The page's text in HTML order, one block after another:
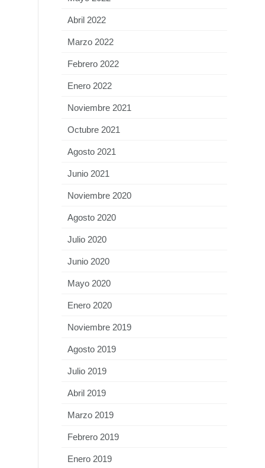
Abril 2022
Marzo 2022
Febrero 2022
Enero 2022
Noviembre 2021
Octubre 2021
Agosto 2021
Junio 2021
Noviembre 2020
Agosto 2020
Julio 2020
Junio 2020
Mayo 2020
Enero 2020
Noviembre 2019
Agosto 2019
Julio 2019
Abril 2019
Marzo 2019
Febrero 2019
Enero 2019